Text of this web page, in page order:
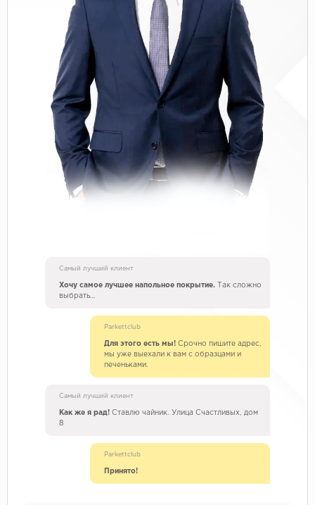
Самый лучший клиент
Хочу самое лучшее напольное покрытие. Так сложно
выбрать…
Parkettclub
Для этого есть мы! Срочно пишите адрес,
мы уже выехали к вам с образцами и
печеньками.
Самый лучший клиент
Как же я рад! Ставлю чайник. Улица Счастливых, дом
8
Parkettclub
Принято!